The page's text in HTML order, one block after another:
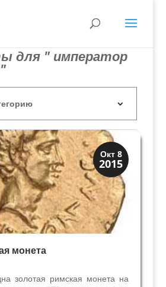
для " император
Окт 8
2015
и медали
монета
золотая римская монета на